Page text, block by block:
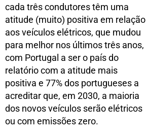
cada três condutores têm uma
atitude (muito) positiva em relação
aos veículos elétricos, que mudou
para melhor nos últimos três anos,
com Portugal a ser o país do
relatório com a atitude mais
positiva e 77% dos portugueses a
acreditar que, em 2030, a maioria
dos novos veículos serão elétricos
ou com emissões zero.